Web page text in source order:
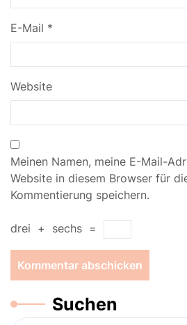
E-Mail *
Website
Meinen Namen, meine E-Mail-
Website in diesem Browser für
Kommentierung speichern.
drei + sechs =
Suchen